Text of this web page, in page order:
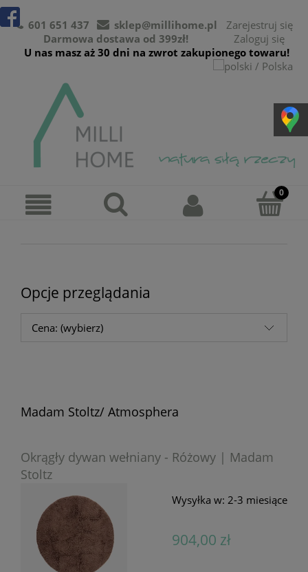
601 651 437
sklep@millihome.pl
Darmowa dostawa od 399zł!
U nas masz aż 30 dni na zwrot zakupionego towaru!
Zarejestruj się
Zaloguj się
Opcje przeglądania
Cena: (wybierz)
Madam Stoltz/ Atmosphera
Okrągły dywan wełniany - Różowy | Madam
Stoltz
Wysyłka w: 2-3 miesiące
904,00 zł